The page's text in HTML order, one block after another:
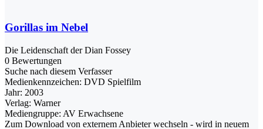
Gorillas im Nebel
Die Leidenschaft der Dian Fossey
0 Bewertungen
Suche nach diesem Verfasser
Medienkennzeichen: DVD Spielfilm
Jahr: 2003
Verlag: Warner
Mediengruppe: AV Erwachsene
Zum Download von externem Anbieter wechseln - wird in neuem